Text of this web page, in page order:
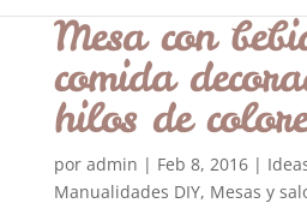
Mesa con
comida
hilos de
por admin | Feb 8, 2016|
Manualidades DIY, Mesas y